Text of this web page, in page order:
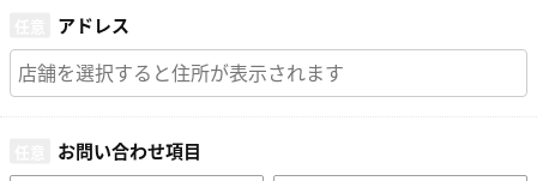
アドレス
お問い合わせ項目